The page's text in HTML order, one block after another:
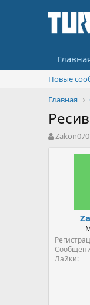
Новые
Главная
А
Zakon070
Лайки